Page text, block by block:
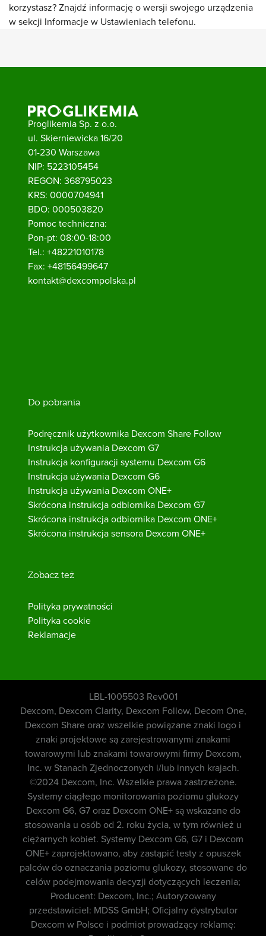
korzystasz? Znajdź informację o wersji swojego urządzenia
w sekcji Informacje w Ustawieniach telefonu.
Proglikemia Sp. z o.o.
ul. Skierniewicka 16/20
01-230 Warszawa
NIP: 5223105454
REGON: 368795023
KRS: 0000704941
BDO: 000503820
Pomoc techniczna:
Pon-pt: 08:00-18:00
Tel.:+48221010178
Fax:+48156499647
kontakt@dexcompolska.pl
Do pobrania
Podręcznik użytkownika Dexcom Share Follow
Instrukcja używania Dexcom G7
Instrukcja konfiguracji systemu Dexcom G6
Instrukcja używania Dexcom G6
Instrukcja używania Dexcom ONE+
Skrócona instrukcja odbiornika Dexcom G7
Skrócona instrukcja odbiornika Dexcom ONE+
Skrócona instrukcja sensora Dexcom ONE+
Zobacz też
Polityka prywatności
Polityka cookie
Reklamacje
LBL-1005503 Rev001
Dexcom, Dexcom Clarity, Dexcom Follow, Decom One,
Dexcom Share oraz wszelkie powiązane znaki logo i
znaki projektowe są zarejestrowanymi znakami
towarowymi lub znakami towarowymi firmy Dexcom,
Inc. w Stanach Zjednoczonych i/lub innych krajach.
©2024 Dexcom, Inc. Wszelkie prawa zastrzeżone.
Systemy ciągłego monitorowania poziomu glukozy
Dexcom G6, G7 oraz Dexcom ONE+ są wskazane do
stosowania u osób od 2. roku życia, w tym również u
ciężarnych kobiet. Systemy Dexcom G6, G7 i Dexcom
ONE+ zaprojektowano, aby zastąpić testy z opuszek
palców do oznaczania poziomu glukozy, stosowane do
celów podejmowania decyzji dotyczących leczenia;
Producent: Dexcom, Inc.; Autoryzowany
przedstawiciel: MDSS GmbH; Oficjalny dystrybutor
Dexcom w Polsce i podmiot prowadzący reklamę: